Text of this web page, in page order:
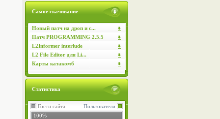
Самое скачивание
Новый патч на дроп и с...
Патч PROGRAMMING 2.5.5
L2Informer interlude
L2 File Editor для Li...
Карты катакомб
Статистика
Пользователи
Гости сайта
100%